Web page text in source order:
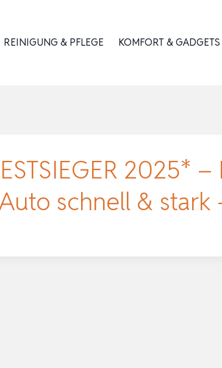
REINIGUNG & PFLEGE KOMFORT & GADGETS
2025*
schnell &